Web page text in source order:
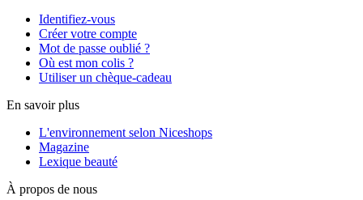
Identifiez-vous
Créer votre compte
Mot de passe oublié ?
Où est mon colis ?
Utiliser un chèque-cadeau
En savoir plus
L'environnement selon Niceshops
Magazine
Lexique beauté
À propos de nous